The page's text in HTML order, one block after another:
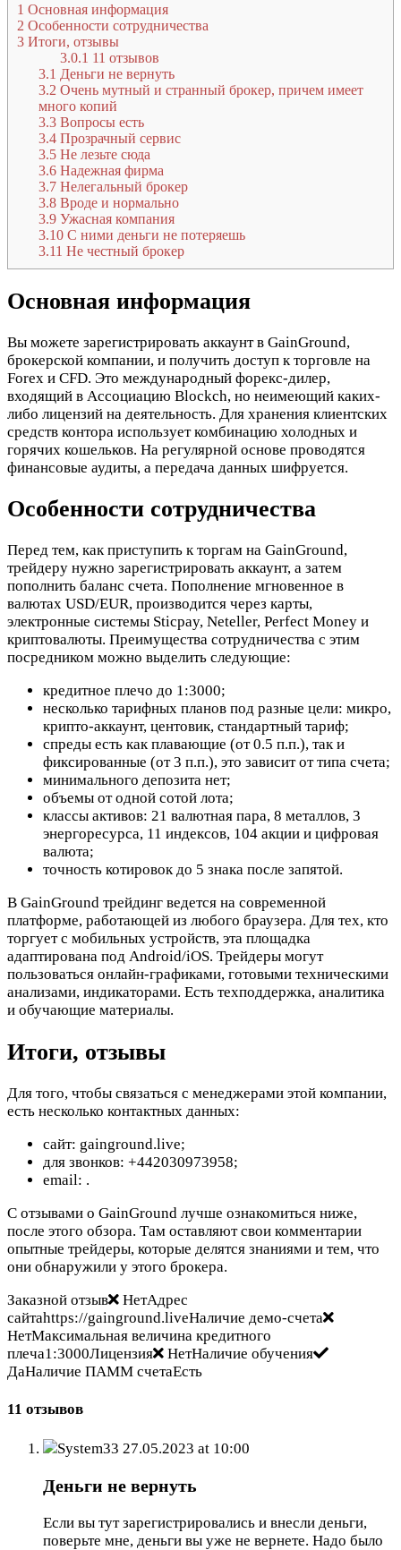
1 Основная информация
2 Особенности сотрудничества
3 Итоги, отзывы
3.0.1 11 отзывов
3.1 Деньги не вернуть
3.2 Очень мутный и странный брокер, причем имеет
много копий
3.3 Вопросы есть
3.4 Прозрачный сервис
3.5 Не лезьте сюда
3.6 Надежная фирма
3.7 Нелегальный брокер
3.8 Вроде и нормально
3.9 Ужасная компания
3.10 С ними деньги не потеряешь
3.11 Не честный брокер
Основная информация
Вы можете зарегистрировать аккаунт в GainGround,
брокерской компании, и получить доступ к торговле на
Forex и CFD. Это международный форекс-дилер,
входящий в Ассоциацию Blockch, но неимеющий каких-
либо лицензий на деятельность. Для хранения клиентских
средств контора использует комбинацию холодных и
горячих кошельков. На регулярной основе проводятся
финансовые аудиты, а передача данных шифруется.
Особенности сотрудничества
Перед тем, как приступить к торгам на GainGround,
трейдеру нужно зарегистрировать аккаунт, а затем
пополнить баланс счета. Пополнение мгновенное в
валютах USD/EUR, производится через карты,
электронные системы Sticpay, Neteller, Perfect Money и
криптовалюты. Преимущества сотрудничества с этим
посредником можно выделить следующие:
кредитное плечо до 1:3000;
несколько тарифных планов под разные цели: микро,
крипто-аккаунт, центовик, стандартный тариф;
спреды есть как плавающие (от 0.5 п.п.), так и
фиксированные (от 3 п.п.), это зависит от типа счета;
минимального депозита нет;
объемы от одной сотой лота;
классы активов: 21 валютная пара, 8 металлов, 3
энергоресурса, 11 индексов, 104 акции и цифровая
валюта;
точность котировок до 5 знака после запятой.
В GainGround трейдинг ведется на современной
платформе, работающей из любого браузера. Для тех, кто
торгует с мобильных устройств, эта площадка
адаптирована под Android/iOS. Трейдеры могут
пользоваться онлайн-графиками, готовыми техническими
анализами, индикаторами. Есть техподдержка, аналитика
и обучающие материалы.
Итоги, отзывы
Для того, чтобы связаться с менеджерами этой компании,
есть несколько контактных данных:
сайт: gainground.live;
для звонков: +442030973958;
email: .
С отзывами о GainGround лучше ознакомиться ниже,
после этого обзора. Там оставляют свои комментарии
опытные трейдеры, которые делятся знаниями и тем, что
они обнаружили у этого брокера.
Заказной отзыв
НетАдрес
сайтаhttps://gainground.liveНаличие демо-счета
НетМаксимальная величина кредитного
плеча1:3000Лицензия
НетНаличие обучения
ДаНаличие ПАММ счетаЕсть
11 отзывов
System33 27.05.2023 at 10:00
Деньги не вернуть
Если вы тут зарегистрировались и внесли деньги,
поверьте мне, деньги вы уже не вернете. Надо было